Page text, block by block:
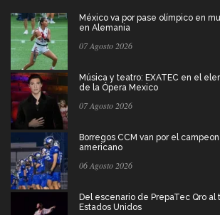
México va por pase olímpico en
en Alemania
07 Agosto 2026
Música y teatro: EXATEC en el
de la Ópera Mexico
07 Agosto 2026
Borregos CCM van por el
americano
06 Agosto 2026
Del escenario de PrepaTec Qro al
Estados Unidos